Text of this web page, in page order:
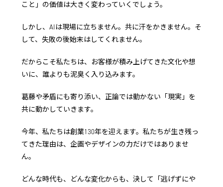
こと」の価値は大きく変わっていくでしょう。
しかし、AIは現場に立ちません。 共に汗をかきません。 そ
して、失敗の後始末はしてくれません。
だからこそ私たちは、お客様が積み上げてきた文化や想
いに、誰よりも泥臭く入り込みます。
葛藤や矛盾にも寄り添い、正論では動かない「現実」を
共に動かしていきます。
今年、私たちは創業130年を迎えます。 私たちが生き残っ
てきた理由は、企画やデザインの力だけではありませ
ん。
どんな時代も、どんな変化からも、決して「逃げずにや